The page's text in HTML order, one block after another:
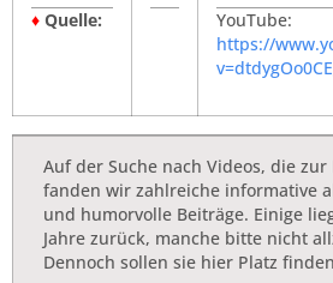
♦ Quelle:
YouTube:
https://
Auf der Suche nach Videos, die zur
fanden wir zahlreiche informative
und humorvolle Beiträge. Einige
Jahre zurück, manche bitte nicht
Dennoch sollen sie hier Platz